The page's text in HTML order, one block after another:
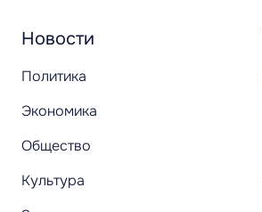
Новости
Политика
Экономика
Общество
Культура